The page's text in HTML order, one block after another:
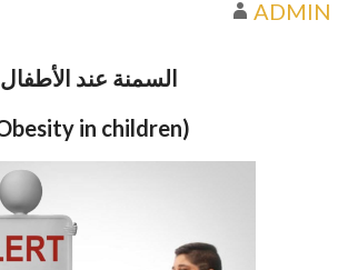
ADMIN
السمنة عند الأطفال
(Obesity in children)